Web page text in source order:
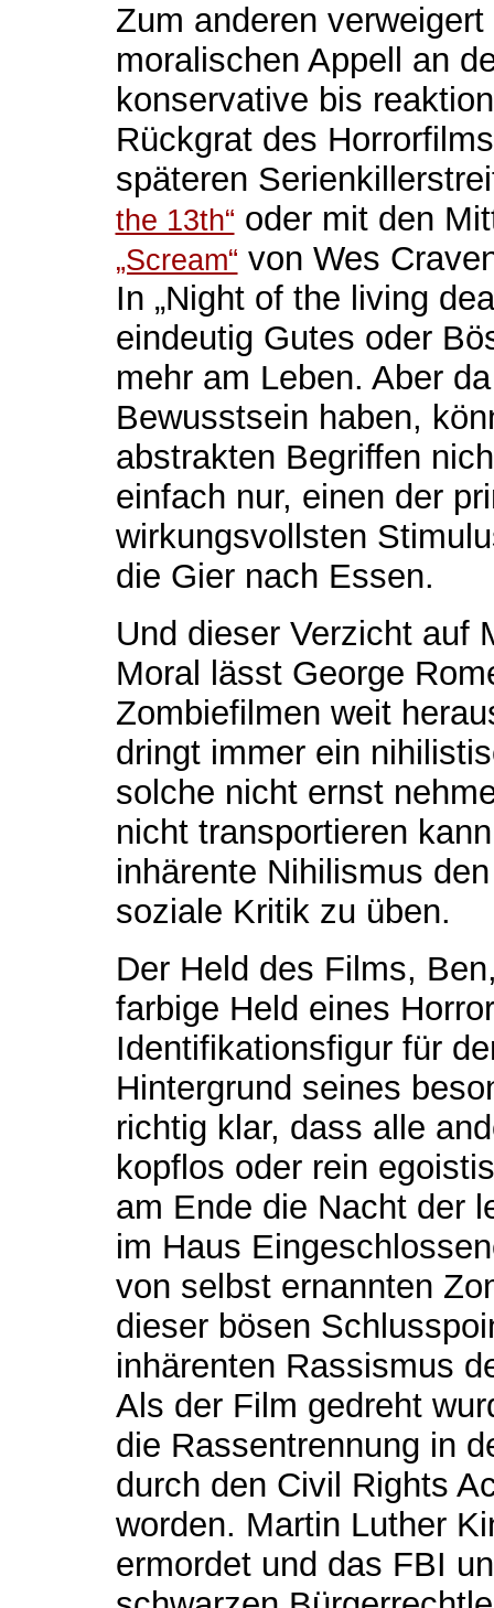
Zum anderen
moralischen Appell an
konservative bis
Rückgrat des
späteren
the 13th“ oder mit den
„Scream“ von Wes
In „Night of the living
eindeutig Gutes oder
mehr am Leben. Aber
Bewusstsein haben,
abstrakten Begriffen
einfach nur, einen der
wirkungsvollsten
die Gier nach Essen.
Und dieser Verzicht auf
Moral lässt George
Zombiefilmen weit
dringt immer ein
solche nicht ernst
nicht transportieren
inhärente Nihilismus
soziale Kritik zu üben.
Der Held des Films,
farbige Held eines
Identifikationsfigur für
Hintergrund seines
richtig klar, dass alle
kopflos oder rein
am Ende die Nacht der
im Haus
von selbst ernannten
dieser bösen
inhärenten Rassismus
Als der Film gedreht
die Rassentrennung in
durch den Civil Rights
worden. Martin Luther
ermordet und das FBI